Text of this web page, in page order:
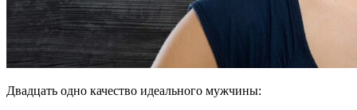
Двадцать одно качество идеального мужчины: